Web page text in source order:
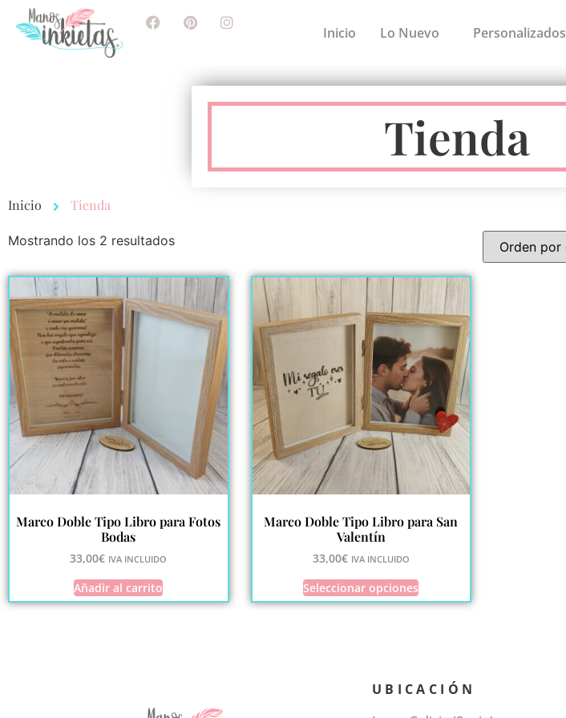
Inicio Lo Nuevo Personalizados
Tienda
Inicio Tienda
Mostrando los 2 resultados
Marco Doble Tipo Libro para Fotos
Bodas
33,00€ IVA INCLUIDO
Añadir al carrito
Marco Doble Tipo Libro para San
Valentín
33,00€ IVA INCLUIDO
Seleccionar opciones
UBICACIÓN